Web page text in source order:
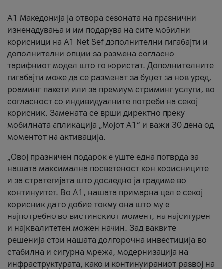
А1 Македонија ја отвора сезоната на празнични
изненадувања и им подарува на сите мобилни
корисници на A1 Net Sef дополнителни гигабајти и
дополнителни опции за размена согласно
тарифниот модел што го користат. Дополнителните
гигабајти може да се разменат за буџет за нов уред,
роаминг пакети или за премиум стриминг услуги, во
согласност со индивидуалните потреби на секој
корисник. Замената се врши директно преку
мобилната апликација „Мојот А1“ и важи 30 дена од
моментот на активација.
„Овој празничен подарок е уште една потврда за
нашата максимална посветеност кон корисниците
и за стратегијата што доследно ја градиме во
континуитет. Во А1, нашата примарна цел е секој
корисник да го добие токму она што му е
најпотребно во вистинскиот момент, на најсигурен
и најквалитетен можен начин. Зад ваквите
решенија стои нашата долгорочна инвестиција во
стабилна и сигурна мрежа, модернизација на
инфраструктурата, како и континуираниот развој на